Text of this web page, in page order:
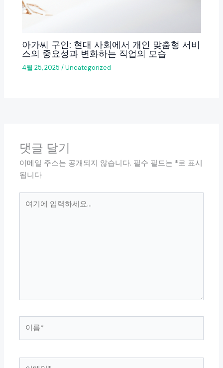
아가씨 구인: 현대 사회에서 개인 맞춤형 서비
스의 중요성과 변화하는 직업의 모습
4월 25, 2025/Uncategorized
댓글 달기
이메일 주소는 공개되지 않습니다. 필수 필드는 *로 표시
됩니다